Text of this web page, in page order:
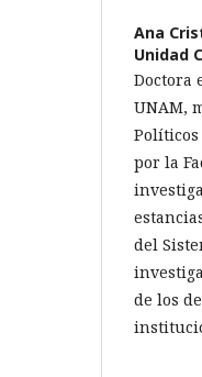
Ana
Unidad
Doctora
UNAM,
Políticos
por la
del
de los